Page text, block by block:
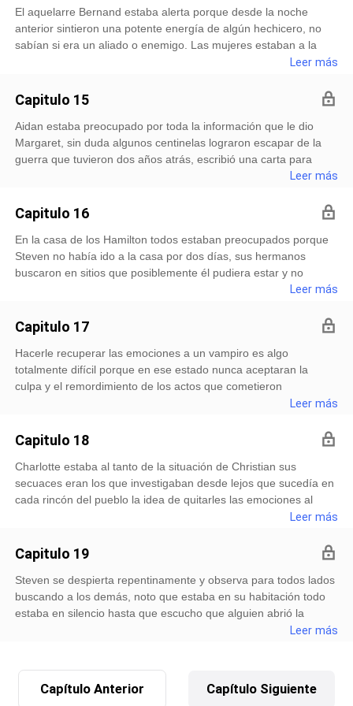
cama, una sonrisa juguetona se formo en sus labios al parecer
le pareció gracioso que hubiera una cama en su habitación
como en los cuentos decían que lo
lo que sentia realmente por el. Le pregunta si hay alguna razón
de que se vea atraído tanto por su sangre, el rubio suspiro y
expresó lo siguiente: 一Hace dos años atrás exactamente tuve
una relación con un hechicero como tu, y sin que él se diera
que darle fin a esa relación nunca tuvo el valor para decirle la
hipnotizó para guardar un poco de su sangre. Steven estaba
sorprendido por todo aquello, no encontraba las palabras
correctas para de
El aquelarre Bernand estaba alerta porque desde la noche
anterior sintieron una potente energía de algún hechicero, no
sabían si era un aliado o enemigo. Las mujeres estaban a la
defensiva en caso de que esa amenaza llegara a atacar. Thalia
llamadas eso la estaba preocupando porque la energía
provenía de la casa de Steven. Su Madre le decía que la
energía era un tanto siniestra porque se podía sentir la
presencia de un ente demoníaco, la cual era muy intimidante
para todas ellas. Evan le pregunta que si lograron encontrar de
quién se trataba, la castaña hace un movimiento de negación a
tuvo algún familiar cercano a su lado, su conversación fue
seña a Thalia que se fuera con las demás porque no sabían
realmente si se trataba de una persona o ente demoníaco, al
principio se negó a su comando. Segundos después t
Leer más
Capitulo 15
Aidan estaba preocupado por toda la información que le dio
Margaret, sin duda algunos centinelas lograron escapar de la
guerra que tuvieron dos años atrás, escribió una carta para
luego enviarla directamente a su aquelarre. En caso de que la
hechiceros, querían hablar con el vampiro que tuvo el
enfrentamiento con aquellos hombres que aseguran que
pertenecían a los centinelas. El castaño salió de la sala principal
para ir a la habitación que le ofrecieron, en silencio entró se
quitó la chamarra que cargaba puesta para luego sentarse en la
cama pensando nuevamente todo lo que vivió con Christian.
poco porque el cansancio lentamente lo consumía, al darse
de emoción pero por dentro estaba completamente nervioso. 一
Que quieres?一le pregunto mientras se apoyaba en la pared. 一
Al menos un “hola, cómo estás”一re
Leer más
Capitulo 16
En la casa de los Hamilton todos estaban preocupados porque
Steven no había ido a la casa por dos días, sus hermanos
buscaron en sitios que posiblemente él pudiera estar y no
obtuvieron resultados positivos. La lluvia se hizo presente en
a través de la ventana con su mirada buscaba al chico vampiro,
le resultaba extraño que no se haya presentado a la secundaria
y tampoco a su casa porque habían quedado en que los tres
incluido Aidan en localizar la base de los centinelas. Su celular
suena interrumpiendo sus pensamientos vio la pantalla se
trataba de su hermana, le explica en el mensaje que necesitaba
Se quedó un poco confundido porque usualmente hacer de
objeto o persona, deseaba tanto poder trasladarse como un
hechicero experimentado pero su nivel de magia no era bueno
así que salió de su habitación re
Leer más
Capitulo 17
Hacerle recuperar las emociones a un vampiro es algo
totalmente difícil porque en ese estado nunca aceptaran la
culpa y el remordimiento de los actos que cometieron
previamente, para la familia Hamilton lo era ya que ellos no
caso solo que el afectado aceptara todo lo que cometió en el
pasado. El rubio estaba atado de las manos en caso de que
quisiera atacar para escapar le quitaron su anillo para que el sol
lo quemara, el silencio del chico era realmente incómodo su
mirada reflabaja lo vacío que estaba como si mataran lo único
recapacitar solo que los Hamilton no querían que nadie
que con el pasar del tiempo sus poderes iban creciendo y que
debía ser cuidadoso cuando estuviera en lidiando en una
situación seria, mientras seguían hablando Sarah los interr
Leer más
Capitulo 18
Charlotte estaba al tanto de la situación de Christian sus
secuaces eran los que investigaban desde lejos que sucedía en
cada rincón del pueblo la idea de quitarles las emociones al
rubio fue porque quería que lastimara a cada integrante de la
entrar en locura sin duda después de terminar con el hermano
mayor iría tras los otros dos solo que para ellos dos había un
plan diferente para hacer sufrir a Jack. Su plan era que el
doppelganger de Steven atacara la casa de los Hamilton era
más que todo un plan de distracción la idea principal era
dudaría en arrancarles el corazón. Un fuerte golpe la distrae se
levanta de la silla donde se encontraba sentada, un gran árbol
Leer más
Capitulo 19
Steven se despierta repentinamente y observa para todos lados
buscando a los demás, noto que estaba en su habitación todo
estaba en silencio hasta que escucho que alguien abrió la
puerta se trataba de su padre. Simon enseguida corrió hacia su
hacerlo. Lo liberó del abrazo para que pudiera al menos decir
Leer más
Capítulo Anterior Capítulo Siguiente